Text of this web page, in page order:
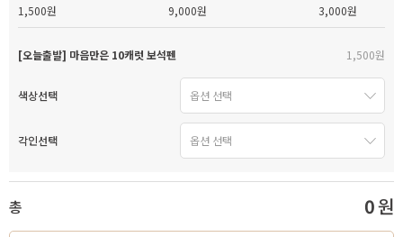
1,500원 9,000원 3,000원
[오늘출발] 마음만은 10캐럿 보석펜 1,500원
색상선택
각인선택
총 0원